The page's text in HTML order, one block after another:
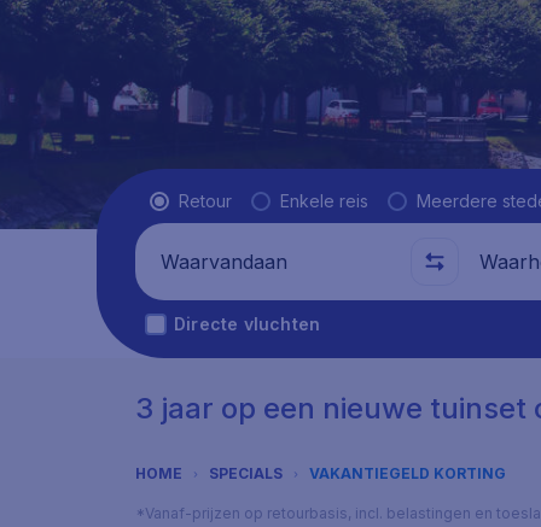
Vluchttype
Retour Enkele reis Meerdere
Waarvandaan
Directe vluchten
3 jaar op een nieuwe
HOME SPECIALS VAKANTIEGELD KORTING
*Vanaf-prijzen op retourbasis, incl. belastingen en